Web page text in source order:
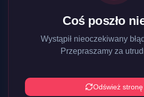
Coś poszło
Wystąpił nieoczekiwany
Przepraszamy za
Odśwież stronę